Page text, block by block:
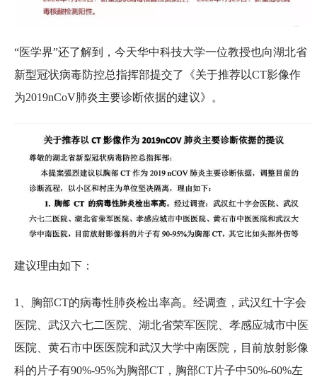
“医学界”还了解到，今天华中科技大学一位教授也向湖北省
新型冠状病毒防控总指挥部提交了《关于推荐以CT影像作
为2019nCoV肺炎主要诊断依据的建议》。
建议理由如下：
1、胸部CT的病毒性肺炎检出率高。经调查，武汉红十字会
医院、武汉六七二医院、湖北省荣军医院、孝感应城市中医
医院、黄石市中医医院和武汉大学中南医院，目前放射影像
科的片子有90%-95%为胸部CT，胸部CT片子中50%-60%左